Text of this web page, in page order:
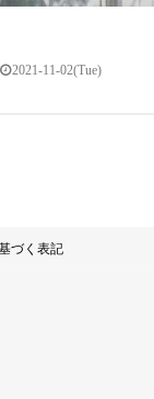
2021-11-02(Tue)
づく表記